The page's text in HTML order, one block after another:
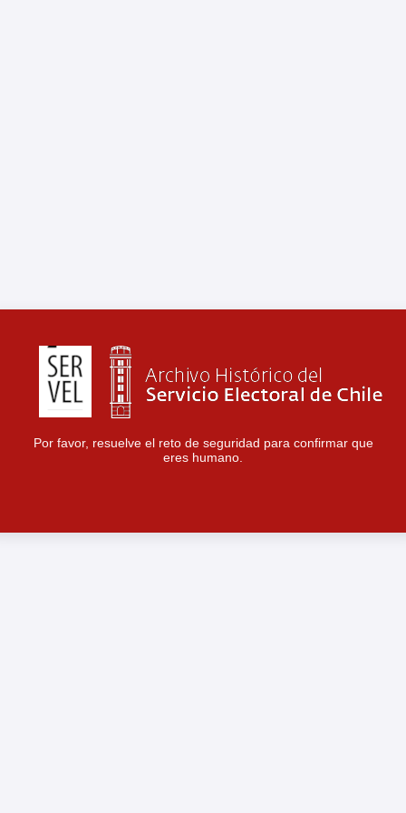
Por favor, resuelve el reto de seguridad para confirmar que
eres humano.